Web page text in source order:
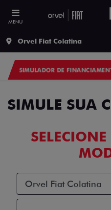
MENU
Orvel Fiat Colatina
SIMULADOR DE
SIMULE SUA